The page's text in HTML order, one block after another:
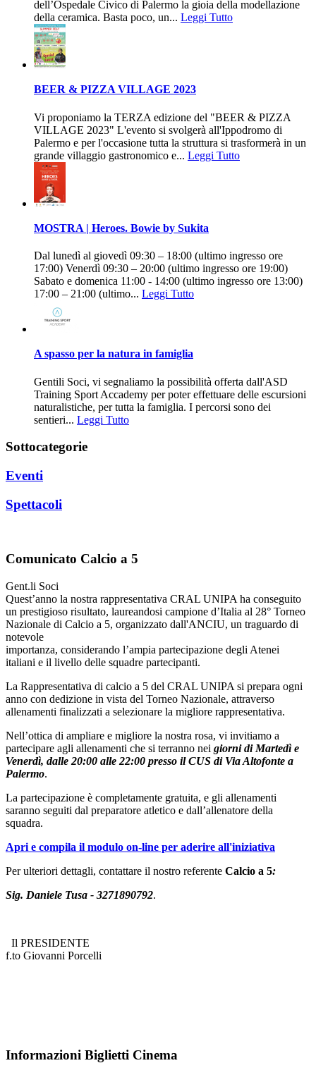
dell’Ospedale Civico di Palermo la gioia della modellazione
della ceramica. Basta poco, un... Leggi Tutto
BEER & PIZZA VILLAGE 2023
Vi proponiamo la TERZA edizione del "BEER & PIZZA
VILLAGE 2023" L'evento si svolgerà all'Ippodromo di
Palermo e per l'occasione tutta la struttura si trasformerà in un
grande villaggio gastronomico e... Leggi Tutto
MOSTRA | Heroes. Bowie by Sukita
Dal lunedì al giovedì 09:30 – 18:00 (ultimo ingresso ore
17:00) Venerdì 09:30 – 20:00 (ultimo ingresso ore 19:00)
Sabato e domenica 11:00 - 14:00 (ultimo ingresso ore 13:00)
17:00 – 21:00 (ultimo... Leggi Tutto
A spasso per la natura in famiglia
Gentili Soci, vi segnaliamo la possibilità offerta dall'ASD
Training Sport Accademy per poter effettuare delle escursioni
naturalistiche, per tutta la famiglia. I percorsi sono dei
sentieri... Leggi Tutto
Sottocategorie
Eventi
Spettacoli
Comunicato Calcio a 5
Gent.li Soci
Quest’anno la nostra rappresentativa CRAL UNIPA ha conseguito
un prestigioso risultato, laureandosi campione d’Italia al 28° Torneo
Nazionale di Calcio a 5, organizzato dall'ANCIU, un traguardo di
notevole
importanza, considerando l’ampia partecipazione degli Atenei
italiani e il livello delle squadre partecipanti.
La Rappresentativa di calcio a 5 del CRAL UNIPA si prepara ogni
anno con dedizione in vista del Torneo Nazionale, attraverso
allenamenti finalizzati a selezionare la migliore rappresentativa.
Nell’ottica di ampliare e migliore la nostra rosa, vi invitiamo a
partecipare agli allenamenti che si terranno nei giorni di Martedì e
Venerdì, dalle 20:00 alle 22:00 presso il CUS di Via Altofonte a
Palermo.
La partecipazione è completamente gratuita, e gli allenamenti
saranno seguiti dal preparatore atletico e dall’allenatore della
squadra.
Apri e compila il modulo on-line per aderire all'iniziativa
Per ulteriori dettagli, contattare il nostro referente Calcio a 5:
Sig. Daniele Tusa - 3271890792.
Il PRESIDENTE
f.to Giovanni Porcelli
Informazioni Biglietti Cinema